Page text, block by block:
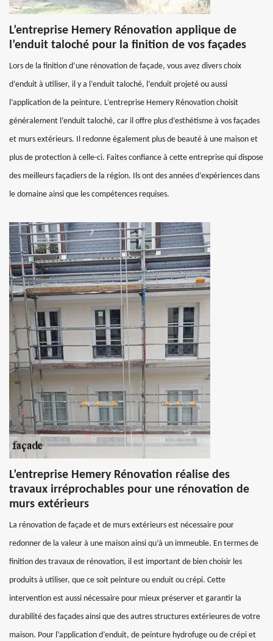
L’entreprise Hemery Rénovation applique de
l’enduit taloché pour la finition de vos façades
Lors de la finition d’une rénovation de façade, vous avez divers choix
d’enduit à utiliser, il y a l’enduit taloché, l’enduit projeté ou aussi
l’application de la peinture. L’entreprise Hemery Rénovation choisit
généralement l’enduit taloché, car il offre plus d’esthétisme à vos façades
et murs extérieurs. Il redonne également plus de beauté à une maison et
plus de protection à celle-ci. Faites confiance à cette entreprise qui dispose
des meilleurs façadiers de la région. Ils ont des années d’expériences dans
le domaine ainsi que les compétences requises.
L’entreprise Hemery Rénovation réalise des
travaux irréprochables pour une rénovation de
murs extérieurs
La rénovation de façade et de murs extérieurs est nécessaire pour
redonner de la valeur à une maison ainsi qu’à un immeuble. En termes de
finition des travaux de rénovation, il est important de bien choisir les
produits à utiliser, que ce soit peinture ou enduit ou crépi. Cette
intervention est aussi nécessaire pour mieux préserver et garantir la
durabilité des façades ainsi que des autres structures extérieures de votre
maison. Pour l’application d’enduit, de peinture hydrofuge ou de crépi et